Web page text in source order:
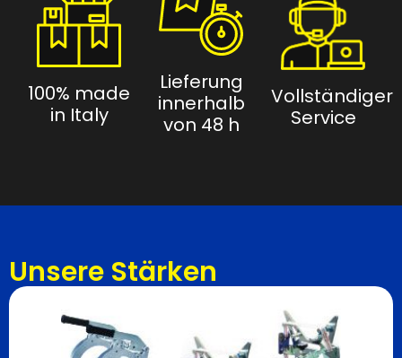
100% made
in Italy
Lieferung
innerhalb
von 48 h
Vollständiger
Service
Unsere Stärken